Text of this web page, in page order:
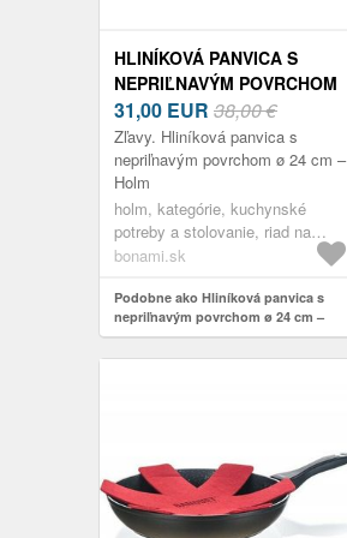
HLINÍKOVÁ PANVICA S
NEPRIĽNAVÝM POVRCHOM
Ø 24 CM – HOLM
31,00 EUR 38,00 €
Zľavy. Hliníková panvica s
nepriľnavým povrchom ø 24 cm –
Holm
holm, kategórie, kuchynské
potreby a stolovanie, riad na
varenie, panvice
bonami.sk
Podobne ako Hliníková panvica s
nepriľnavým povrchom ø 24 cm –
Holm